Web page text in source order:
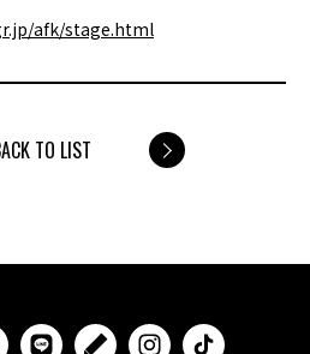
afk/stage.html
TO LIST